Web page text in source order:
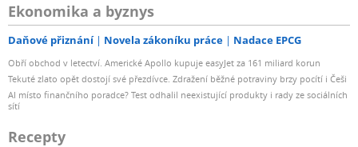
Ekonomika a byznys
Daňové přiznání Novela zákoníku práce Nadace EPCG
Obří obchod v letectví. Americké Apollo kupuje easyJet za 161 miliard korun
Tekuté zlato opět dostojí své přezdívce. Zdražení běžné potraviny brzy pocítí i Češi
AI místo finančního poradce? Test odhalil neexistující produkty i rady ze sociálních
sítí
Recepty